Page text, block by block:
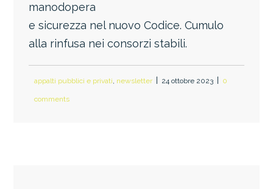
manodopera
e sicurezza nel nuovo Codice. Cumulo
alla rinfusa nei consorzi stabili.
appalti pubblici e privati, newsletter 24 ottobre 2023 0
comments